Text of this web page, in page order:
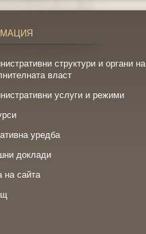
структури и органи на
власт
услуги и режими
уредба
доклади
на сайта